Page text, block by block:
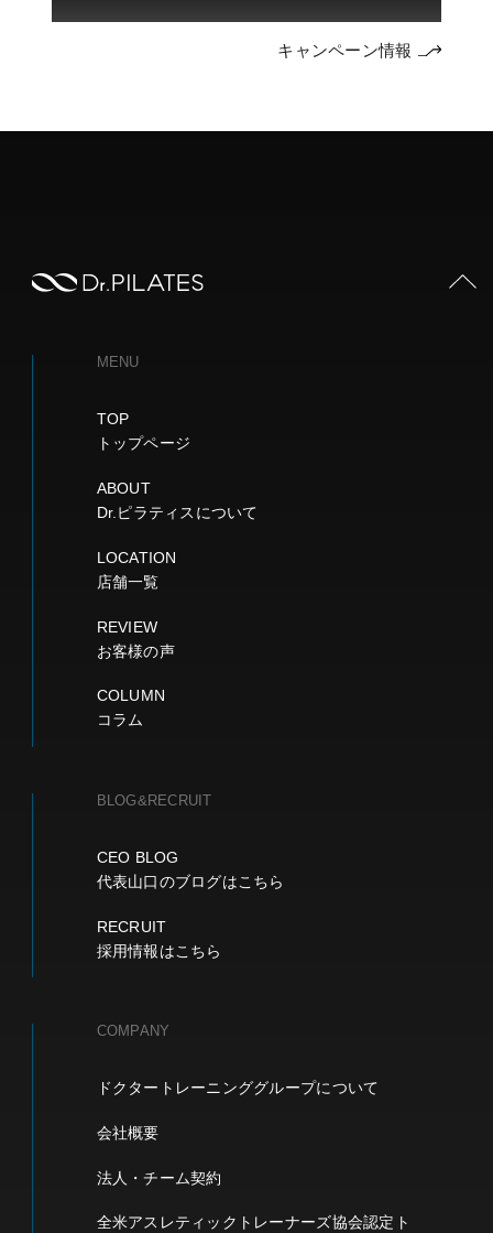
キャンペーン情報
MENU
TOP
トップページ
ABOUT
Dr.ピラティスについて
LOCATION
店舗一覧
REVIEW
お客様の声
COLUMN
コラム
BLOG&RECRUIT
CEO BLOG
代表山口のブログはこちら
RECRUIT
採用情報はこちら
COMPANY
ドクタートレーニンググループについて
会社概要
法人・チーム契約
全米アスレティックトレーナーズ協会認定ト